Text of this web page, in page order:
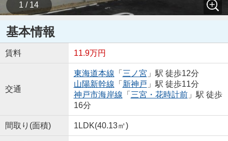
1 / 14
基本情報
賃料 11.9万円
交通
東海道本線 「 三ノ宮 」駅 徒歩12分
山陽新幹線 「 新神戸 」駅 徒歩11分
神戸市海岸線 「 三宮・花時計前」駅 徒歩
16分
間取り(面積) 1LDK(40.13㎡)